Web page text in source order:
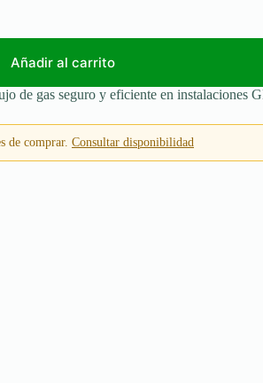
Añadir al carrito
de gas seguro y eficiente en instalaciones
de comprar. Consultar disponibilidad